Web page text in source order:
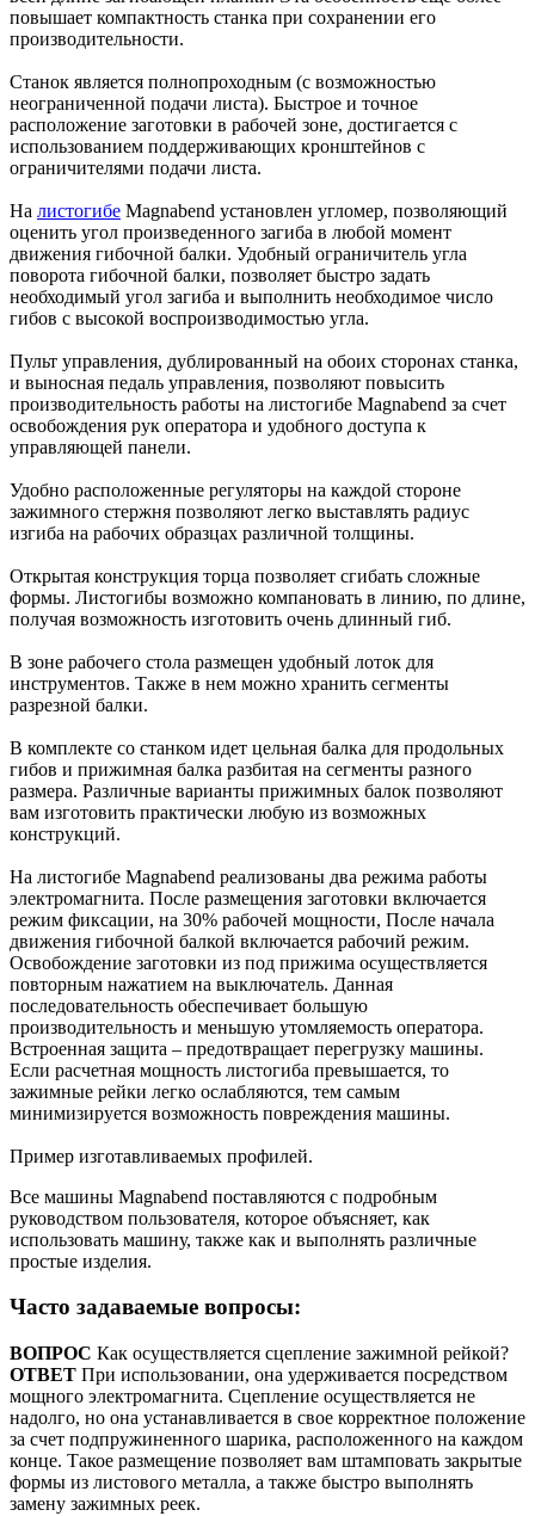
повышает компактность станка при сохранении его
производительности.
Станок является полнопроходным (с возможностью
неограниченной подачи листа). Быстрое и точное
расположение заготовки в рабочей зоне, достигается с
использованием поддерживающих кронштейнов с
ограничителями подачи листа.
На листогибе Magnabend установлен угломер, позволяющий
оценить угол произведенного загиба в любой момент
движения гибочной балки. Удобный ограничитель угла
поворота гибочной балки, позволяет быстро задать
необходимый угол загиба и выполнить необходимое число
гибов с высокой воспроизводимостью угла.
Пульт управления, дублированный на обоих сторонах станка,
и выносная педаль управления, позволяют повысить
производительность работы на листогибе Magnabend за счет
освобождения рук оператора и удобного доступа к
управляющей панели.
Удобно расположенные регуляторы на каждой стороне
зажимного стержня позволяют легко выставлять радиус
изгиба на рабочих образцах различной толщины.
Открытая конструкция торца позволяет сгибать сложные
формы. Листогибы возможно компановать в линию, по длине,
получая возможность изготовить очень длинный гиб.
В зоне рабочего стола размещен удобный лоток для
инструментов. Также в нем можно хранить сегменты
разрезной балки.
В комплекте со станком идет цельная балка для продольных
гибов и прижимная балка разбитая на сегменты разного
размера. Различные варианты прижимных балок позволяют
вам изготовить практически любую из возможных
конструкций.
На листогибе Magnabend реализованы два режима работы
электромагнита. После размещения заготовки включается
режим фиксации, на 30% рабочей мощности, После начала
движения гибочной балкой включается рабочий режим.
Освобождение заготовки из под прижима осуществляется
повторным нажатием на выключатель. Данная
последовательность обеспечивает большую
производительность и меньшую утомляемость оператора.
Встроенная защита – предотвращает перегрузку машины.
Если расчетная мощность листогиба превышается, то
зажимные рейки легко ослабляются, тем самым
минимизируется возможность повреждения машины.
Пример изготавливаемых профилей.
Все машины Magnabend поставляются с подробным
руководством пользователя, которое объясняет, как
использовать машину, также как и выполнять различные
простые изделия.
Часто задаваемые вопросы:
ВОПРОС Как осуществляется сцепление зажимной рейкой?
ОТВЕТ При использовании, она удерживается посредством
мощного электромагнита. Сцепление осуществляется не
надолго, но она устанавливается в свое корректное положение
за счет подпружиненного шарика, расположенного на каждом
конце. Такое размещение позволяет вам штамповать закрытые
формы из листового металла, а также быстро выполнять
замену зажимных реек.